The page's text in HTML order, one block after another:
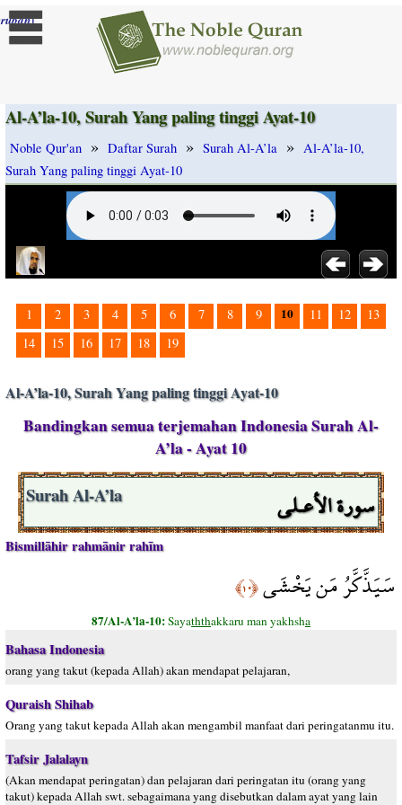
]
Al-A’la-10, Surah Yang paling tinggi Ayat-10
Noble Qur'an » Daftar Surah » Surah Al-A’la » Al-A’la-10,
Surah Yang paling tinggi Ayat-10
1 2 3 4 5 6 7 8 9 10 11 12
13
14
15 16 17 18 19
Al-A’la-10, Surah Yang paling tinggi Ayat-10
Bandingkan semua terjemahan Indonesia Surah Al-
A’la - Ayat 10
سورة الأعـلى Surah Al-A’la
Bismillāhir rahmānir rahīm
سَيَذَّكَّرُ مَن يَخْشَى﴿١٠﴾
87/Al-A’la-10:Sayaththakkaru man yakhsha
Bahasa Indonesia
orang yang takut (kepada Allah) akan mendapat pelajaran,
Quraish Shihab
Orang yang takut kepada Allah akan mengambil manfaat dari peringatanmu itu.
Tafsir Jalalayn
(Akan mendapat peringatan) dan pelajaran dari peringatan itu (orang yang
takut) kepada Allah swt. sebagaimana yang disebutkan dalam ayat yang lain